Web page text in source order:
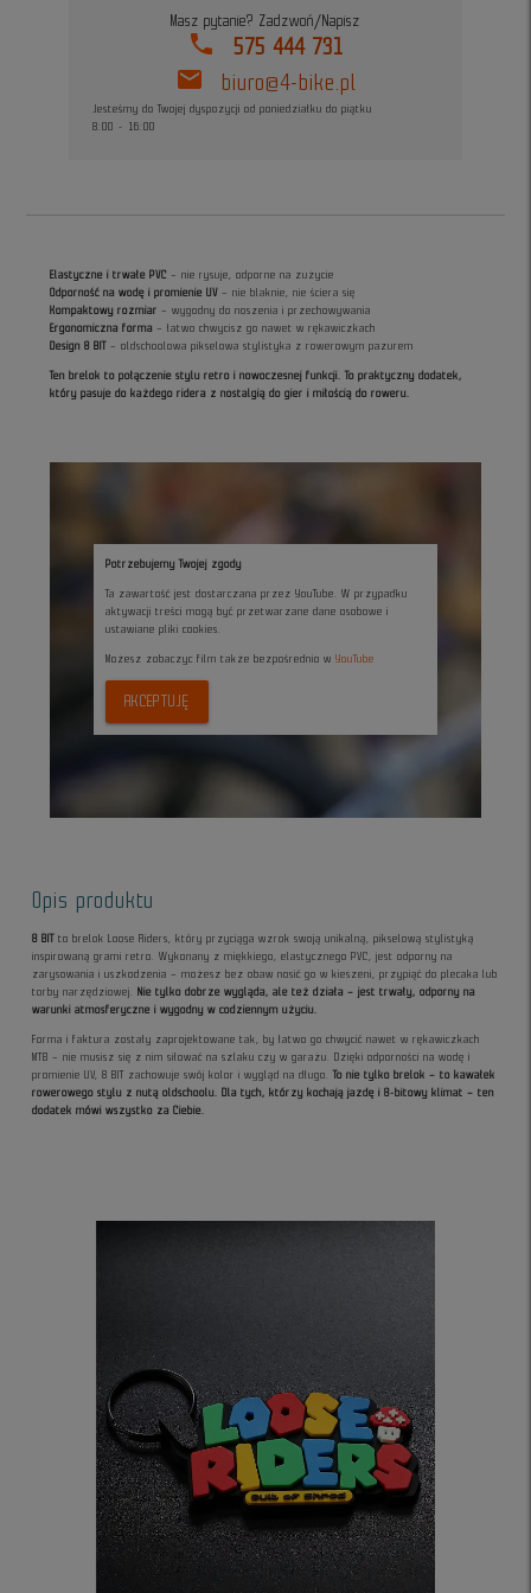
Masz pytanie? Zadzwoń/Napisz
phone 575 444 731
mail biuro@4-bike.pl
Jesteśmy do Twojej dyspozycji od poniedziałku do piątku
8:00 - 16:00
Elastyczne i trwałe PVC – nie rysuje, odporne na zużycie
Odporność na wodę i promienie UV – nie blaknie, nie ściera się
Kompaktowy rozmiar – wygodny do noszenia i przechowywania
Ergonomiczna forma – łatwo chwycisz go nawet w rękawiczkach
Design 8 BIT – oldschoolowa pikselowa stylistyka z rowerowym pazurem
Ten brelok to połączenie stylu retro i nowoczesnej funkcji.
To praktyczny dodatek,
który pasuje do każdego ridera z nostalgią do gier i miłością do roweru.
Potrzebujemy Twojej zgody
Ta zawartość jest dostarczana przez YouTube. W przypadku
aktywacji treści mogą być przetwarzane dane osobowe i
ustawiane pliki cookies.
Możesz zobaczyc film także bezpośrednio w YouTube
AKCEPTUJĘ
Opis produktu
8 BIT to brelok Loose Riders, który przyciąga wzrok swoją unikalną, pikselową stylistyką
inspirowaną grami retro. Wykonany z miękkiego, elastycznego PVC, jest odporny na
zarysowania i uszkodzenia – możesz bez obaw nosić go w kieszeni, przypiąć do plecaka lub
torby narzędziowej. Nie tylko dobrze wygląda, ale też działa – jest trwały, odporny na
warunki atmosferyczne i wygodny w codziennym użyciu.
Forma i faktura zostały zaprojektowane tak, by łatwo go chwycić nawet w rękawiczkach
MTB – nie musisz się z nim siłować na szlaku czy w garażu. Dzięki odporności na wodę i
promienie UV, 8 BIT zachowuje swój kolor i wygląd na długo.To nie tylko brelok – to kawałek
rowerowego stylu z nutą oldschoolu.
Dla tych, którzy kochają jazdę i 8-bitowy klimat – ten
dodatek mówi wszystko za Ciebie.